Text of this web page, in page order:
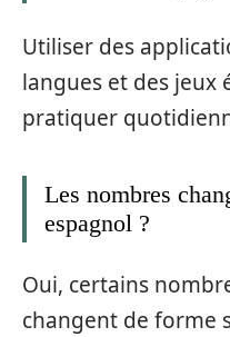
Utiliser des
langues et des jeux
pratiquer
Les nombres
espagnol ?
Oui, certains
changent de forme